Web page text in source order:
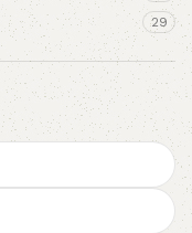
29